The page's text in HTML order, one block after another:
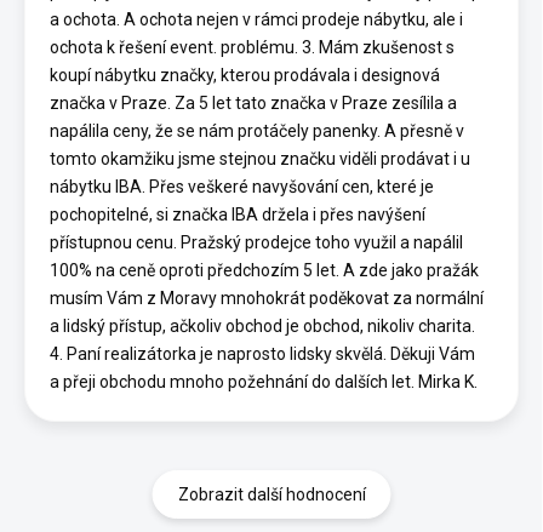
a ochota. A ochota nejen v rámci prodeje nábytku, ale i
ochota k řešení event. problému. 3. Mám zkušenost s
koupí nábytku značky, kterou prodávala i designová
značka v Praze. Za 5 let tato značka v Praze zesílila a
napálila ceny, že se nám protáčely panenky. A přesně v
tomto okamžiku jsme stejnou značku viděli prodávat i u
nábytku IBA. Přes veškeré navyšování cen, které je
pochopitelné, si značka IBA držela i přes navýšení
přístupnou cenu. Pražský prodejce toho využil a napálil
100% na ceně oproti předchozím 5 let. A zde jako pražák
musím Vám z Moravy mnohokrát poděkovat za normální
a lidský přístup, ačkoliv obchod je obchod, nikoliv charita.
4. Paní realizátorka je naprosto lidsky skvělá. Děkuji Vám
a přeji obchodu mnoho požehnání do dalších let. Mirka K.
Zobrazit další hodnocení